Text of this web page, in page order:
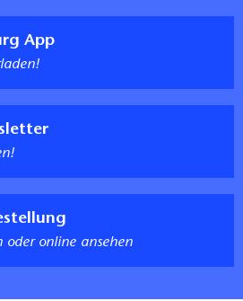
App
oder online ansehen